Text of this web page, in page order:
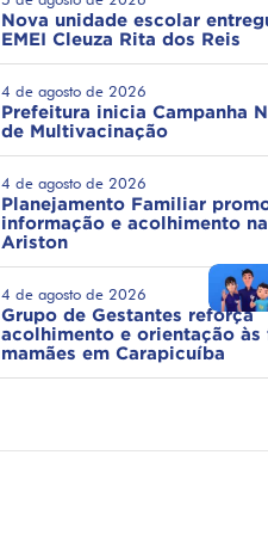
Nova unidade escolar
EMEI Cleuza Rita dos Reis
4 de agosto de 2026
Prefeitura inicia Campanha
de Multivacinação
4 de agosto de 2026
Planejamento Familiar
informação e acolhimento
Ariston
4 de agosto de 2026
Grupo de Gestantes reforça
acolhimento e orientação às
mamães em Carapicuíba